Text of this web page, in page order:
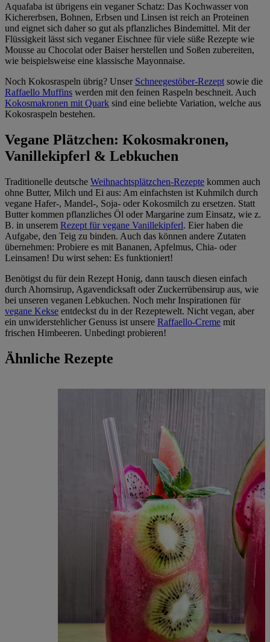
Aquafaba ist übrigens ein veganer Schatz: Das Kochwasser von
Kichererbsen, Bohnen, Erbsen und Linsen ist reich an Proteinen
und eignet sich daher so gut als pflanzliches Bindemittel. Mit der
Flüssigkeit lässt sich veganer Eischnee für viele süße Rezepte wie
Mousse au Chocolat oder Baiser herstellen und Soßen zubereiten,
wie beispielsweise eine klassische Mayonnaise.
Noch Kokosraspeln übrig? Unser Schneegestöber-Rezept sowie die
Raffaello Muffins werden mit den feinen Raspeln beschneit. Auch
Kokosmakronen mit Quark sind eine beliebte Variation, welche aus
Kokosraspeln bestehen.
Vegane Plätzchen: Kokosmakronen,
Vanillekipferl & Lebkuchen
Traditionelle deutsche Weihnachtsplätzchen-Rezepte kommen auch
ohne Butter, Milch und Ei aus: Am einfachsten ist Kuhmilch durch
vegane Hafer-, Mandel-, Soja- oder Kokosmilch zu ersetzen. Statt
Butter kommen pflanzliches Öl oder Margarine zum Einsatz, wie z.
B. in unserem Rezept für vegane Vanillekipferl. Eier haben die
Aufgabe, den Teig zu binden. Auch das können andere Zutaten
übernehmen: Probiere es mit Bananen, Apfelmus, Chia- oder
Leinsamen! Du wirst sehen: Es funktioniert!
Benötigst du für dein Rezept Honig, dann tausch diesen einfach
durch Ahornsirup, Agavendicksaft oder Zuckerrübensirup aus, wie
bei unseren veganen Lebkuchen. Noch mehr Inspirationen für
vegane Kekse entdeckst du in der Rezeptewelt. Nicht vegan, aber
ein unwiderstehlicher Genuss ist unsere Raffaello-Creme mit
frischen Himbeeren. Unbedingt probieren!
Ähnliche Rezepte